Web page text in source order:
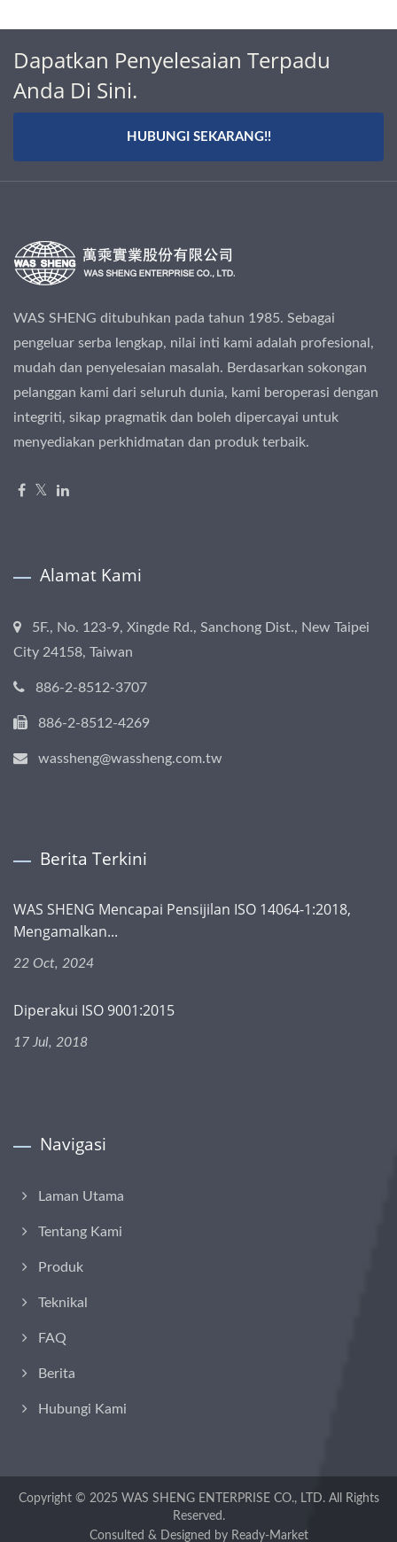
Dapatkan Penyelesaian Terpadu
Anda Di Sini.
HUBUNGI SEKARANG!!
WAS SHENG ditubuhkan pada tahun 1985. Sebagai
pengeluar serba lengkap, nilai inti kami adalah profesional,
mudah dan penyelesaian masalah. Berdasarkan sokongan
pelanggan kami dari seluruh dunia, kami beroperasi dengan
integriti, sikap pragmatik dan boleh dipercayai untuk
menyediakan perkhidmatan dan produk terbaik.
Alamat Kami
5F., No. 123-9, Xingde Rd., Sanchong Dist., New Taipei
City 24158, Taiwan
886-2-8512-3707
886-2-8512-4269
wassheng@wassheng.com.tw
Berita Terkini
WAS SHENG Mencapai Pensijilan ISO 14064-1:2018,
Mengamalkan...
22 Oct, 2024
Diperakui ISO 9001:2015
17 Jul, 2018
Navigasi
Laman Utama
Tentang Kami
Produk
Teknikal
FAQ
Berita
Hubungi Kami
Copyright © 2025 WAS SHENG ENTERPRISE CO., LTD.All Rights
Reserved.
Consulted & Designed by Ready-Market